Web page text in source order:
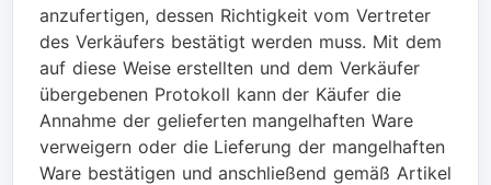
anzufertigen, dessen Richtigkeit vom Vertreter
des Verkäufers bestätigt werden muss. Mit dem
auf diese Weise erstellten und dem Verkäufer
übergebenen Protokoll kann der Käufer die
Annahme der gelieferten mangelhaften Ware
verweigern oder die Lieferung der mangelhaften
Ware bestätigen und anschließend gemäß Artikel